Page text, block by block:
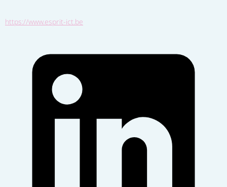
https://www.esprit-ict.be